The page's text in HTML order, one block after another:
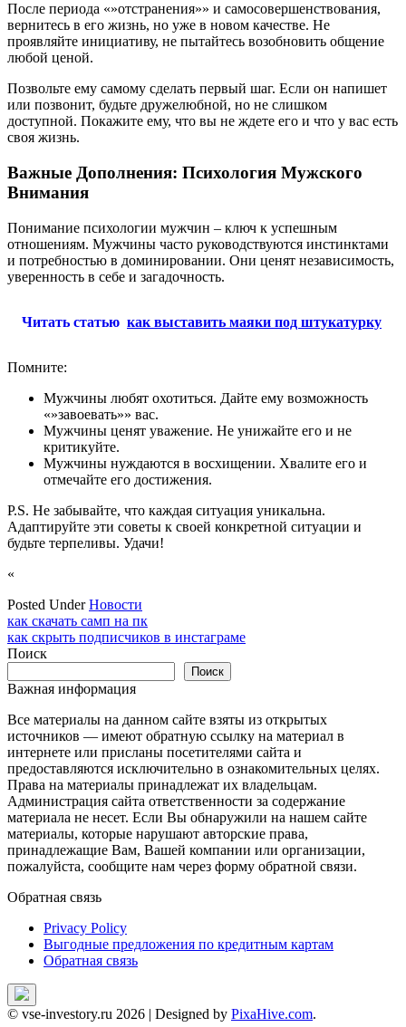
После периода «»отстранения»» и самосовершенствования,
вернитесь в его жизнь, но уже в новом качестве. Не
проявляйте инициативу, не пытайтесь возобновить общение
любой ценой.
Позвольте ему самому сделать первый шаг. Если он напишет
или позвонит, будьте дружелюбной, но не слишком
доступной. Покажите ему, что вы не ждете его и что у вас есть
своя жизнь.
Важные Дополнения: Психология Мужского
Внимания
Понимание психологии мужчин – ключ к успешным
отношениям. Мужчины часто руководствуются инстинктами
и потребностью в доминировании. Они ценят независимость,
уверенность в себе и загадочность.
Читать статью как выставить маяки под штукатурку
Помните:
Мужчины любят охотиться. Дайте ему возможность
«»завоевать»» вас.
Мужчины ценят уважение. Не унижайте его и не
критикуйте.
Мужчины нуждаются в восхищении. Хвалите его и
отмечайте его достижения.
P.S. Не забывайте, что каждая ситуация уникальна.
Адаптируйте эти советы к своей конкретной ситуации и
будьте терпеливы. Удачи!
«
Posted UnderНовости
Навигация
по
как скачать самп на пк
как скрыть подписчиков в инстаграме
Поиск
Поиск
Важная информация
Все материалы на данном сайте взяты из открытых
источников — имеют обратную ссылку на материал в
интернете или присланы посетителями сайта и
предоставляются исключительно в ознакомительных целях.
Права на материалы принадлежат их владельцам.
Администрация сайта ответственности за содержание
материала не несет. Если Вы обнаружили на нашем сайте
материалы, которые нарушают авторские права,
принадлежащие Вам, Вашей компании или организации,
пожалуйста, сообщите нам через форму обратной связи.
Обратная связь
Privacy Policy
Выгодные предложения по кредитным картам
Обратная связь
© vse-investory.ru 2026 | Designed by PixaHive.com.